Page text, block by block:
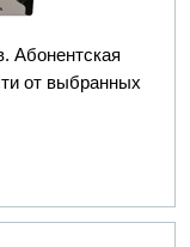
Абонентская
от выбранных